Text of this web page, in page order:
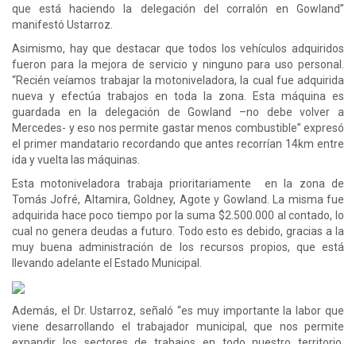
que está haciendo la delegación del corralón en Gowland”
manifestó Ustarroz.
Asimismo, hay que destacar que todos los vehículos adquiridos
fueron para la mejora de servicio y ninguno para uso personal.
“Recién veíamos trabajar la motoniveladora, la cual fue adquirida
nueva y efectúa trabajos en toda la zona. Esta máquina es
guardada en la delegación de Gowland –no debe volver a
Mercedes- y eso nos permite gastar menos combustible” expresó
el primer mandatario recordando que antes recorrían 14km entre
ida y vuelta las máquinas.
Esta motoniveladora trabaja prioritariamente en la zona de
Tomás Jofré, Altamira, Goldney, Agote y Gowland. La misma fue
adquirida hace poco tiempo por la suma $2.500.000 al contado, lo
cual no genera deudas a futuro. Todo esto es debido, gracias a la
muy buena administración de los recursos propios, que está
llevando adelante el Estado Municipal.
Además, el Dr. Ustarroz, señaló “es muy importante la labor que
viene desarrollando el trabajador municipal, que nos permite